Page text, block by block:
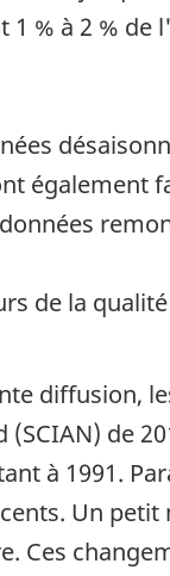
% à 2 %
également
de la
diffusion,
de
à 1991.
Un
Ces